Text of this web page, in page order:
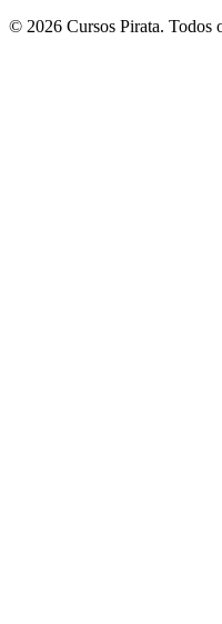
© 2026 Cursos Pirata. Todos